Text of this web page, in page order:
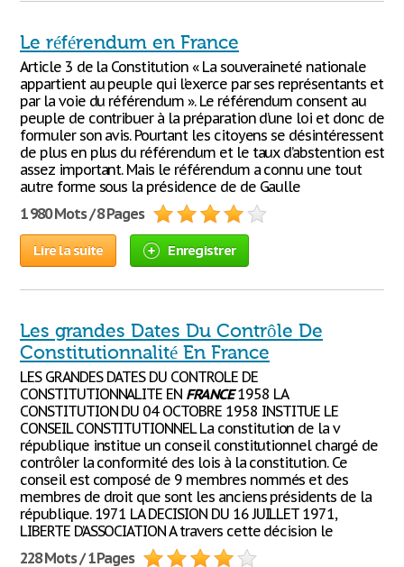
Le référendum en France
Article 3 de la Constitution « La souveraineté nationale
appartient au peuple qui l’exerce par ses représentants et
par la voie du référendum ». Le référendum consent au
peuple de contribuer à la préparation d’une loi et donc de
formuler son avis. Pourtant les citoyens se désintéressent
de plus en plus du référendum et le taux d’abstention est
assez important. Mais le référendum a connu une tout
autre forme sous la présidence de de Gaulle
1 980 Mots / 8 Pages
Lire la suite Enregistrer
Les grandes Dates Du Contrôle De
Constitutionnalité En France
LES GRANDES DATES DU CONTROLE DE
CONSTITUTIONNALITE EN FRANCE1958 LA
CONSTITUTION DU 04 OCTOBRE 1958 INSTITUE LE
CONSEIL CONSTITUTIONNEL La constitution de la v
république institue un conseil constitutionnel chargé de
contrôler la conformité des lois à la constitution. Ce
conseil est composé de 9 membres nommés et des
membres de droit que sont les anciens présidents de la
république. 1971 LA DECISION DU 16 JUILLET 1971,
LIBERTE D’ASSOCIATION A travers cette décision le
228 Mots / 1 Pages